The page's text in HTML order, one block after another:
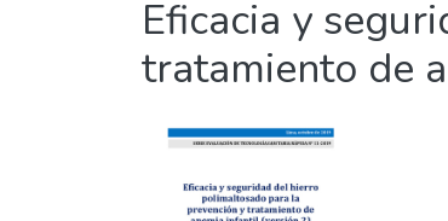
Eficacia y
tratamiento de